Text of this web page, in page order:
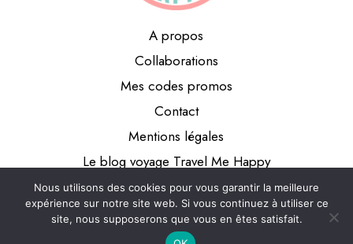
A propos
Collaborations
Mes codes promos
Contact
Mentions légales
Le blog voyage Travel Me Happy
Nous utilisons des cookies pour vous garantir la meilleure
expérience sur notre site web. Si vous continuez à utiliser ce
site, nous supposerons que vous en êtes satisfait.